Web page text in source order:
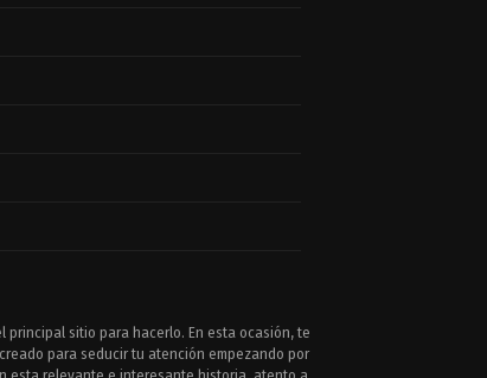
sitio para hacerlo. En esta ocasión, te
para seducir tu atención empezando por